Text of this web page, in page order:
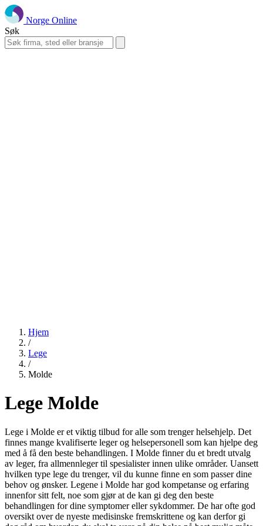
Norge Online
Søk
Hjem
/
Lege
/
Molde
Lege Molde
Lege i Molde er et viktig tilbud for alle som trenger helsehjelp. Det
finnes mange kvalifiserte leger og helsepersonell som kan hjelpe deg
med å få den beste behandlingen. I Molde finner du et bredt utvalg
av leger, fra allmennleger til spesialister innen ulike områder. Uansett
hvilken type lege du trenger, vil du kunne finne en som passer dine
behov og ønsker. Legene i Molde har god kompetanse og erfaring
innenfor sitt felt, noe som gjør at de kan gi deg den beste
behandlingen for dine symptomer eller sykdommer. De har ofte god
oversikt over de nyeste medisinske fremskrittene og kan derfor gi